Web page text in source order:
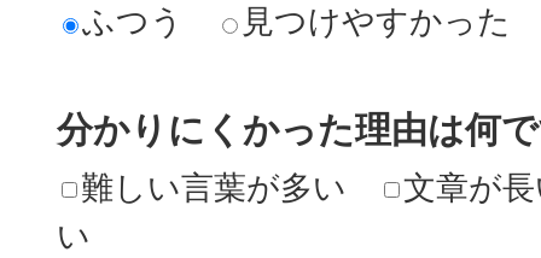
ふつう 見つけやすかった
分かりにくかった理由は何
難しい言葉が多い
文章が
い